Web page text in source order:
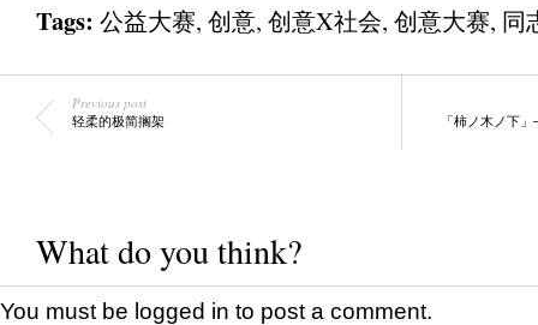
Tags: 公益大赛, 创意, 创意X社会, 创意大赛, 同
Previous post
轻柔的极简搁架 「柿ノ木ノ下
What do you think?
You must be logged in to post a comment.